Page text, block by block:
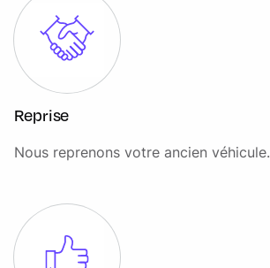
Reprise
Nous reprenons votre ancien véhicule.